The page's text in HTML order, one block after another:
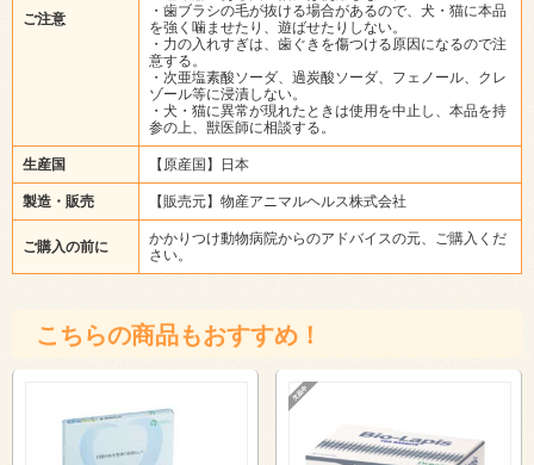
ご注意
・歯ブラシの毛が抜ける場合があるので、犬・猫に本品
を強く噛ませたり、遊ばせたりしない。
・力の入れすぎは、歯ぐきを傷つける原因になるので注
意する。
・次亜塩素酸ソーダ、過炭酸ソーダ、フェノール、クレ
ゾール等に浸漬しない。
・犬・猫に異常が現れたときは使用を中止し、本品を持
参の上、獣医師に相談する。
生産国 【原産国】日本
製造・販売 【販売元】物産アニマルヘルス株式会社
ご購入の前に
かかりつけ動物病院からのアドバイスの元、ご購入くだ
さい。
こちらの商品もおすすめ！